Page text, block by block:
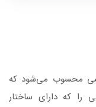
محسوب می‌شود که
را که دارای ساختار